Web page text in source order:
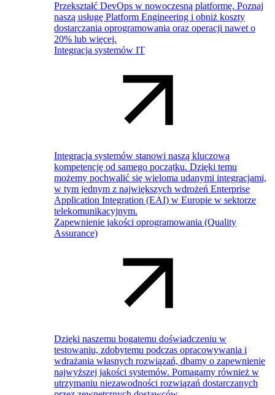
Przekształć DevOps w nowoczesną platformę. Poznaj
naszą usługę Platform Engineering i obniż koszty
dostarczania oprogramowania oraz operacji nawet o
20% lub więcej.
Integracja systemów IT
Integracja systemów stanowi naszą kluczową
kompetencję od samego początku. Dzięki temu
możemy pochwalić się wieloma udanymi integracjami,
w tym jednym z największych wdrożeń Enterprise
Application Integration (EAI) w Europie w sektorze
telekomunikacyjnym.
Zapewnienie jakości oprogramowania (Quality
Assurance)
Dzięki naszemu bogatemu doświadczeniu w
testowaniu, zdobytemu podczas opracowywania i
wdrażania własnych rozwiązań, dbamy o zapewnienie
najwyższej jakości systemów. Pomagamy również w
utrzymaniu niezawodności rozwiązań dostarczanych